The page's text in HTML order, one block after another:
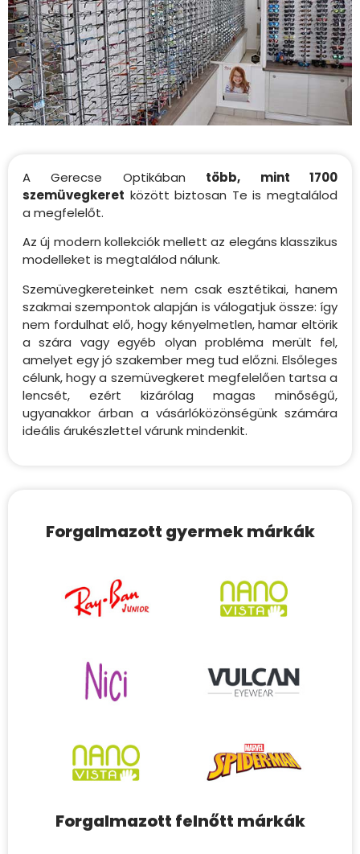
A Gerecse Optikában több, mint 1700
szemüvegkeret között biztosan Te is megtalálod
a megfelelőt.
Az új modern kollekciók mellett az elegáns klasszikus
modelleket is megtalálod nálunk.
Szemüvegkereteinket nem csak esztétikai, hanem
szakmai szempontok alapján is válogatjuk össze: így
nem fordulhat elő, hogy kényelmetlen, hamar eltörik
a szára vagy egyéb olyan probléma merült fel,
amelyet egy jó szakember meg tud előzni. Elsőleges
célunk, hogy a szemüvegkeret megfelelően tartsa a
lencsét, ezért kizárólag magas minőségű,
ugyanakkor árban a vásárlóközönségünk számára
ideális árukészlettel várunk mindenkit.
Forgalmazott gyermek márkák
Forgalmazott felnőtt márkák